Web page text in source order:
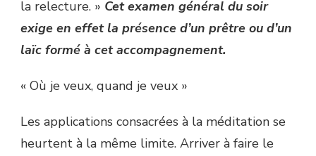
la relecture. » Cet examen général du soir
exige en effet la présence d’un prêtre ou d’un
laïc formé à cet accompagnement.
« Où je veux, quand je veux »
Les applications consacrées à la méditation se
heurtent à la même limite. Arriver à faire le